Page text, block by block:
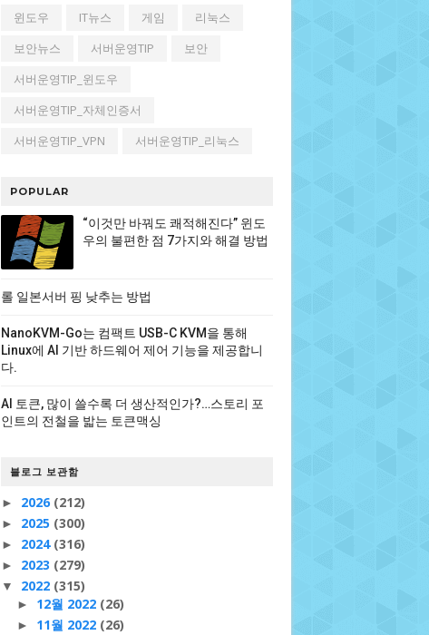
윈도우 IT뉴스 게임
리눅스
보안뉴스
서버운영TIP
보안
서버운영TIP_윈도우
서버운영TIP_자체인증서
서버운영TIP_VPN
서버운영TIP_리눅스
POPULAR
“이것만 바꿔도 쾌적해진다” 윈도
우의 불편한 점 7가지와 해결 방법
롤 일본서버 핑 낮추는 방법
NanoKVM-Go는 컴팩트 USB-C KVM을 통해
Linux에 AI 기반 하드웨어 제어 기능을 제공합니
다.
AI 토큰, 많이 쓸수록 더 생산적인가?…스토리 포
인트의 전철을 밟는 토큰맥싱
블로그 보관함
► 2026 (212)
► 2025 (300)
► 2024 (316)
► 2023 (279)
▼ 2022 (315)
► 12월 2022 (26)
► 11월 2022 (26)